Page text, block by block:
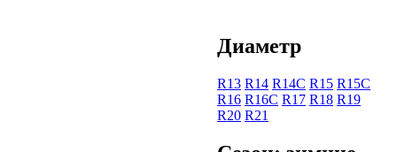
Диаметр
R13 R14 R14С R15 R15С
R16 R16С R17 R18 R19
R20 R21